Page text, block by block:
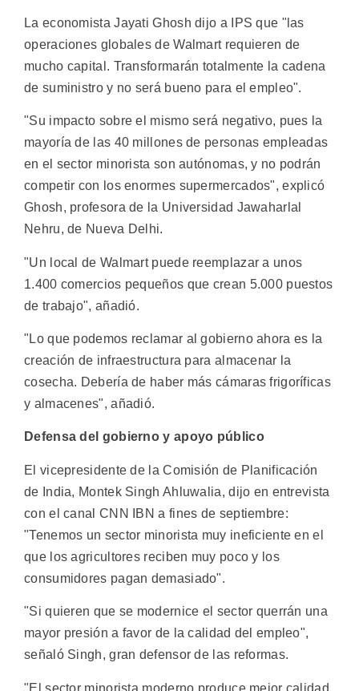
La economista Jayati Ghosh dijo a IPS que "las
operaciones globales de Walmart requieren de
mucho capital. Transformarán totalmente la cadena
de suministro y no será bueno para el empleo".
"Su impacto sobre el mismo será negativo, pues la
mayoría de las 40 millones de personas empleadas
en el sector minorista son autónomas, y no podrán
competir con los enormes supermercados", explicó
Ghosh, profesora de la Universidad Jawaharlal
Nehru, de Nueva Delhi.
"Un local de Walmart puede reemplazar a unos
1.400 comercios pequeños que crean 5.000 puestos
de trabajo", añadió.
"Lo que podemos reclamar al gobierno ahora es la
creación de infraestructura para almacenar la
cosecha. Debería de haber más cámaras frigoríficas
y almacenes", añadió.
Defensa del gobierno y apoyo público
El vicepresidente de la Comisión de Planificación
de India, Montek Singh Ahluwalia, dijo en entrevista
con el canal CNN IBN a fines de septiembre:
"Tenemos un sector minorista muy ineficiente en el
que los agricultores reciben muy poco y los
consumidores pagan demasiado".
"Si quieren que se modernice el sector querrán una
mayor presión a favor de la calidad del empleo",
señaló Singh, gran defensor de las reformas.
"El sector minorista moderno produce mejor calidad